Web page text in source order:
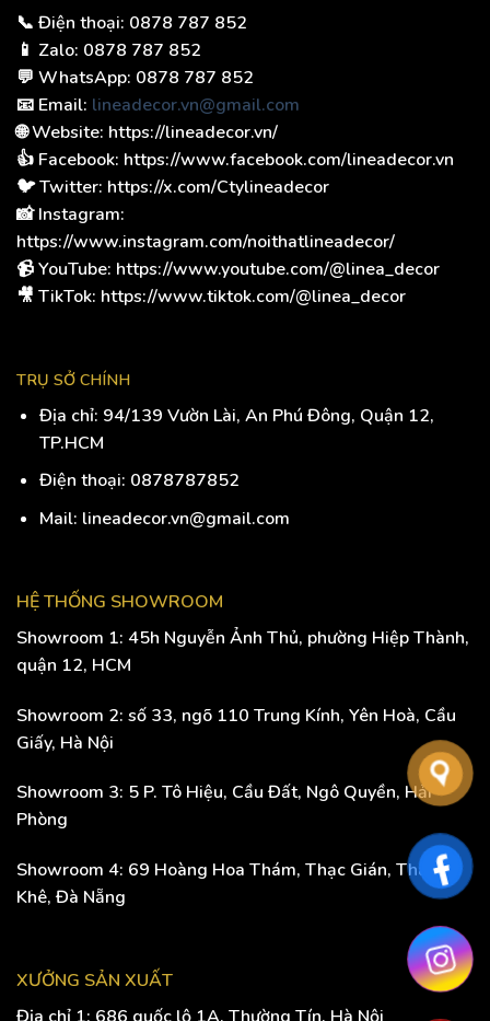
📞 Điện thoại: 0878 787 852
📱 Zalo: 0878 787 852
💬 WhatsApp: 0878 787 852
📧 Email: lineadecor.vn@gmail.com
🌐 Website: https://lineadecor.vn/
👍 Facebook: https://www.facebook.com/lineadecor.vn
🐦 Twitter: https://x.com/Ctylineadecor
📸 Instagram:
https://www.instagram.com/noithatlineadecor/
📹 YouTube: https://www.youtube.com/@linea_decor
🎥 TikTok: https://www.tiktok.com/@linea_decor
TRỤ SỞ CHÍNH
Địa chỉ: 94/139 Vườn Lài, An Phú Đông, Quận 12,
TP.HCM
Điện thoại: 0878787852
Mail: lineadecor.vn@gmail.com
HỆ THỐNG SHOWROOM
Showroom 1: 45h Nguyễn Ảnh Thủ, phường Hiệp Thành,
quận 12, HCM
Showroom 2: số 33, ngõ 110 Trung Kính, Yên Hoà, Cầu
Giấy, Hà Nội
Showroom 3: 5 P. Tô Hiệu, Cầu Đất, Ngô Quyền, Hải
Phòng
Showroom 4: 69 Hoàng Hoa Thám, Thạc Gián, Thanh
Khê, Đà Nẵng
XƯỞNG SẢN XUẤT